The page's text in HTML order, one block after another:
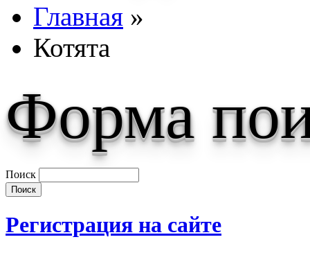
Главная »
Котята
Форма
Поиск
Регистрация на сайте